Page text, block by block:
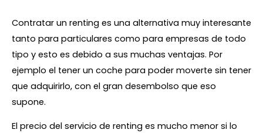
Contratar un renting es una alternativa muy interesante
tanto para particulares como para empresas de todo
tipo y esto es debido a sus muchas ventajas. Por
ejemplo el tener un coche para poder moverte sin tener
que adquirirlo, con el gran desembolso que eso
supone.
El precio del servicio de renting es mucho menor si lo